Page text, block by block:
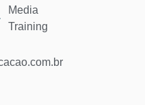
Media
Training